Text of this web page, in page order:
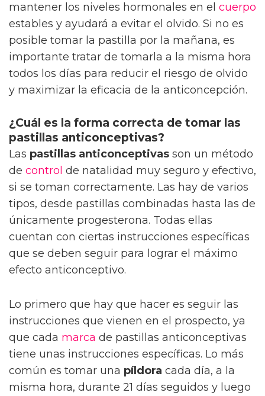
mantener los niveles hormonales en el cuerpo
estables y ayudará a evitar el olvido. Si no es
posible tomar la pastilla por la mañana, es
importante tratar de tomarla a la misma hora
todos los días para reducir el riesgo de olvido
y maximizar la eficacia de la anticoncepción.
¿Cuál es la forma correcta de tomar las
pastillas anticonceptivas?
Las pastillas anticonceptivas son un método
de control de natalidad muy seguro y efectivo,
si se toman correctamente. Las hay de varios
tipos, desde pastillas combinadas hasta las de
únicamente progesterona. Todas ellas
cuentan con ciertas instrucciones específicas
que se deben seguir para lograr el máximo
efecto anticonceptivo.
Lo primero que hay que hacer es seguir las
instrucciones que vienen en el prospecto, ya
que cada marca de pastillas anticonceptivas
tiene unas instrucciones específicas. Lo más
común es tomar una píldora cada día, a la
misma hora, durante 21 días seguidos y luego